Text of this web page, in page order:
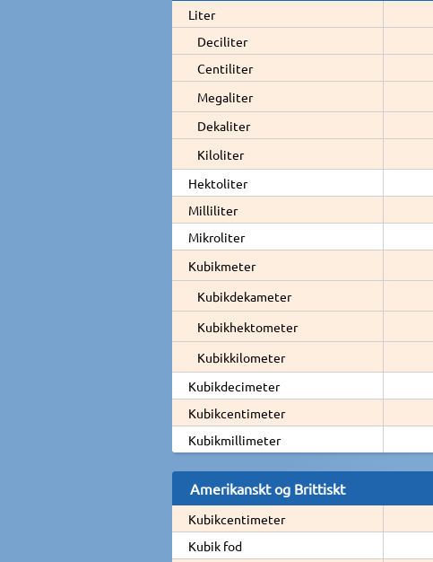
Liter
Deciliter
Centiliter
Megaliter
Dekaliter
Kiloliter
Hektoliter
Milliliter
Mikroliter
Kubikmeter
Kubikdekameter
Kubikhektometer
Kubikkilometer
Kubikdecimeter
Kubikcentimeter
Kubikmillimeter
Amerikanskt og Brittiskt
Kubikcentimeter
Kubik fod